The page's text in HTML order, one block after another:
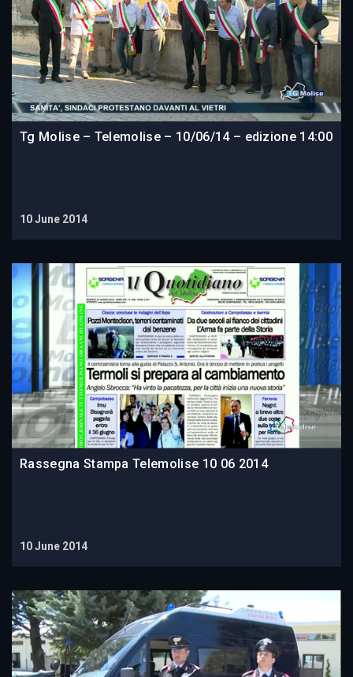
Tg Molise – Telemolise – 10/06/14 – edizione 14:00
10 June 2014
Rassegna Stampa Telemolise 10 06 2014
10 June 2014